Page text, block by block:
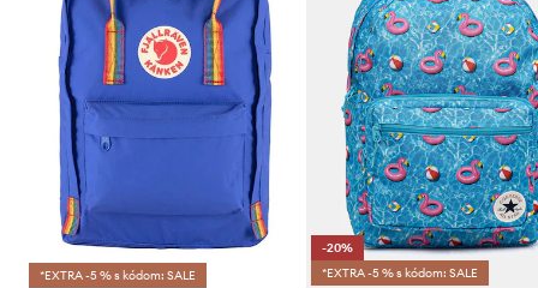
*EXTRA -5 % s kódom: SALE
-20%
*EXTRA -5 % s kódom: SALE